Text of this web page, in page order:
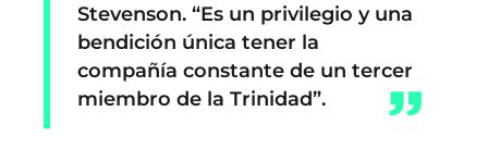
Stevenson. “Es un privilegio y una
bendición única tener la
compañía constante de un tercer
miembro de la Trinidad”.